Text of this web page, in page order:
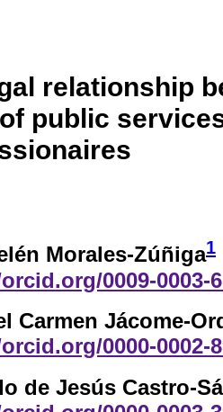
relationship
public
Morales-Zúñiga1
0009-0003-
Carmen Jácome-
0000-0002-
de Jesús Castro-